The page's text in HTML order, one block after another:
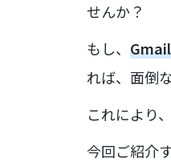
せんか？
もし、
れば、面倒
これにより
今回ご紹介